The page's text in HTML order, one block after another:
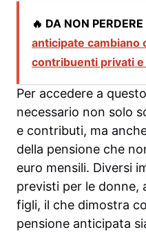
🔥 DA NON
anticipate cambiano
contribuenti privati e
Per accedere a
necessario non solo
e contributi, ma
della pensione che
euro mensili. Diversi
previsti per le donne,
figli, il che dimostra
pensione anticipata